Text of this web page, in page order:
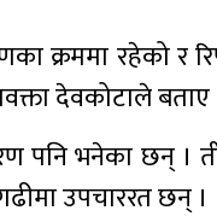
क्रममा रहेको र
देवकोटाले बताए
भनेका छन् । ती
उपचाररत छन् ।